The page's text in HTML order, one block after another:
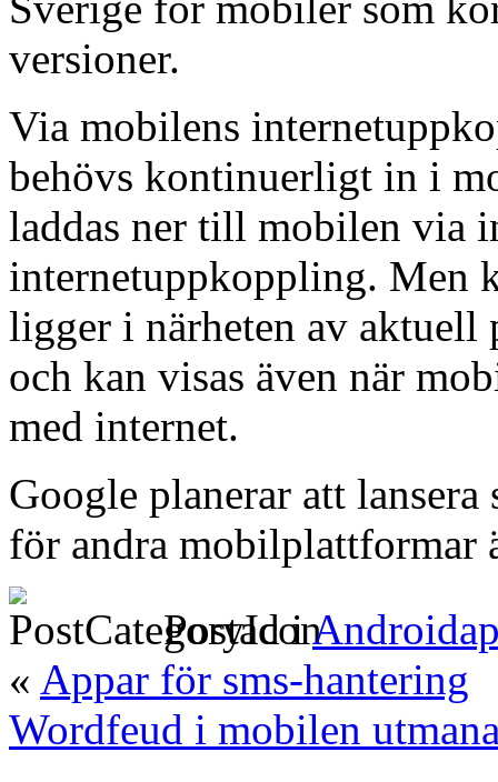
versioner.
Via mobilens
behövs kontinuerligt in i
laddas ner till mobilen via
internetuppkoppling. Men
ligger i närheten av aktuell
och kan visas även när
med internet.
Google planerar att
för andra mobilplattformar
Postad i
« Appar för sms-hantering
Wordfeud i mobilen